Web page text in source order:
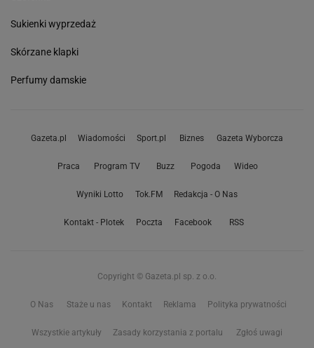
Sukienki wyprzedaż
Skórzane klapki
Perfumy damskie
Gazeta.pl Wiadomości Sport.pl Biznes Gazeta Wyborcza
Praca Program TV Buzz Pogoda Wideo
Wyniki Lotto Tok.FM Redakcja - O Nas
Kontakt - Plotek Poczta Facebook RSS
Copyright © Gazeta.pl sp. z o.o.
O Nas Staże u nas Kontakt Reklama Polityka prywatności
Wszystkie artykuły Zasady korzystania z portalu Zgłoś uwagi